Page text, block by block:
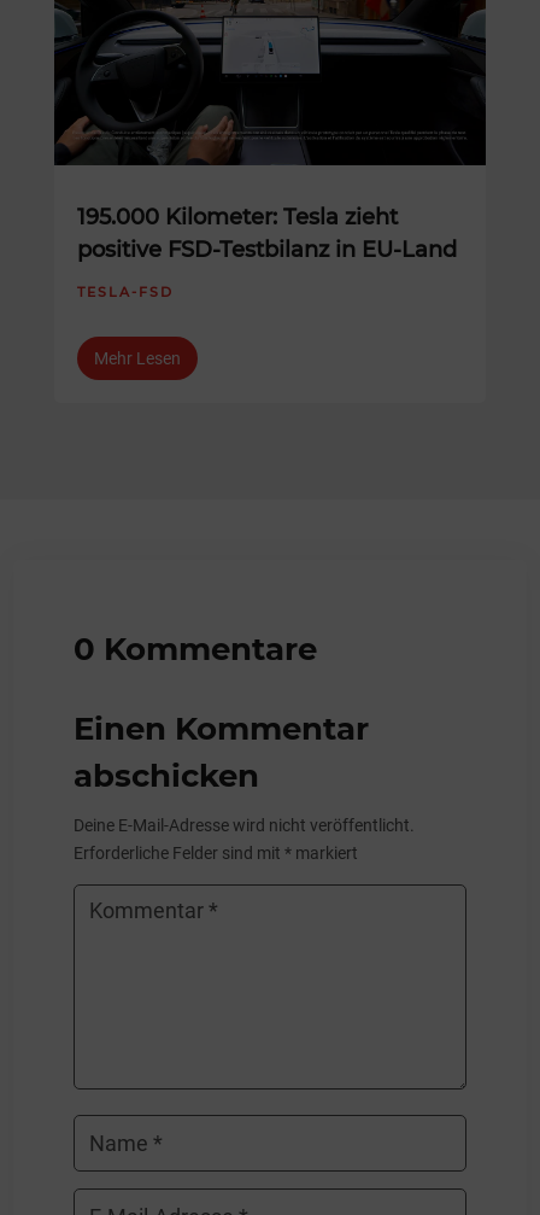
195.000 Kilometer: Tesla zieht
positive FSD-Testbilanz in EU-Land
TESLA-FSD
Mehr Lesen
0 Kommentare
Einen Kommentar
abschicken
Deine E-Mail-Adresse wird nicht veröffentlicht.
Erforderliche Felder sind mit* markiert